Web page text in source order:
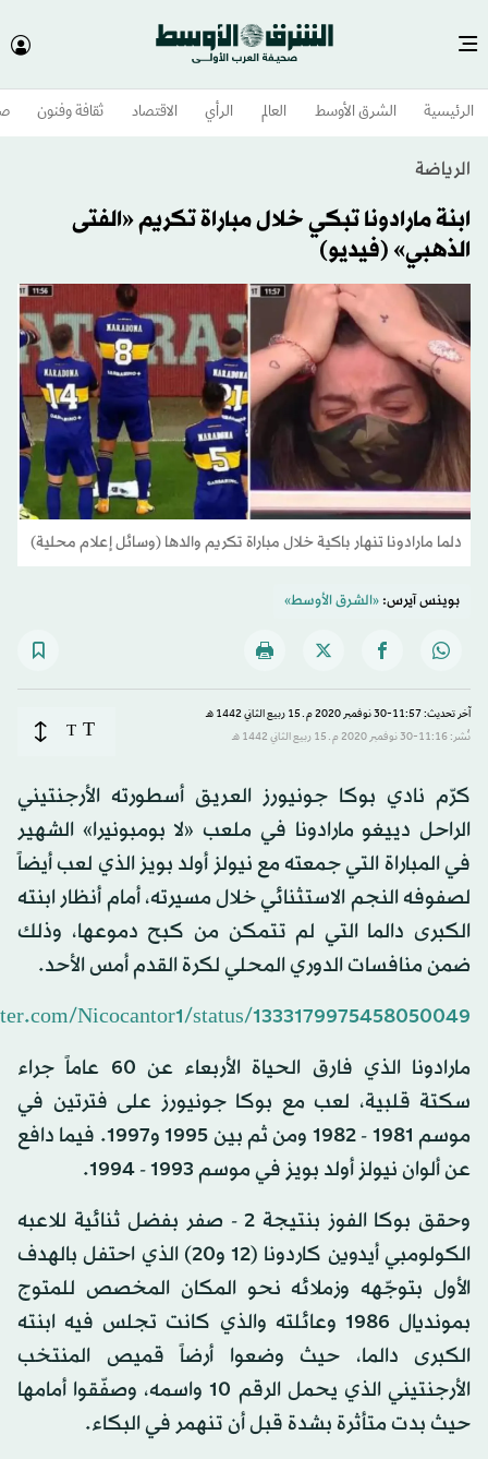
الرئيسية الشرق الأوسط​ العالم الرأي الاقتصاد ثقافة وفنون
الرياضة
ابنة مارادونا تبكي خلال مباراة تكريم «الفتى
الذهبي» (فيديو)
دلما مارادونا تنهار باكية خلال مباراة تكريم والدها (وسائل إعلام محلية)
بوينس آيرس:«الشرق الأوسط»
آخر تحديث: 11:57-30 نوفمبر 2020 م ـ 15 ربيع الثاني 1442 هـ
نُشر: 11:16-30 نوفمبر 2020 م ـ 15 ربيع الثاني 1442 هـ
T
T
كرّم نادي بوكا جونيورز العريق أسطورته الأرجنتيني
الراحل دييغو مارادونا في ملعب «لا بومبونيرا» الشهير
في المباراة التي جمعته مع نيولز أولد بويز الذي لعب أيضاً
لصفوفه النجم الاستثنائي خلال مسيرته، أمام أنظار ابنته
الكبرى دالما التي لم تتمكن من كبح دموعها، وذلك
ضمن منافسات الدوري المحلي لكرة القدم أمس الأحد.
Nicocantor1/status/1333179975458050049
مارادونا الذي فارق الحياة الأربعاء عن 60 عاماً جراء
سكتة قلبية، لعب مع بوكا جونيورز على فترتين في
موسم 1981 - 1982 ومن ثم بين 1995 و1997. فيما دافع
عن ألوان نيولز أولد بويز في موسم 1993 - 1994.
وحقق بوكا الفوز بنتيجة 2 - صفر بفضل ثنائية للاعبه
الكولومبي أيدوين كاردونا (12 و20) الذي احتفل بالهدف
الأول بتوجّهه وزملائه نحو المكان المخصص للمتوج
بمونديال 1986 وعائلته والذي كانت تجلس فيه ابنته
الكبرى دالما، حيث وضعوا أرضاً قميص المنتخب
الأرجنتيني الذي يحمل الرقم 10 واسمه، وصفّقوا أمامها
حيث بدت متأثرة بشدة قبل أن تنهمر في البكاء.